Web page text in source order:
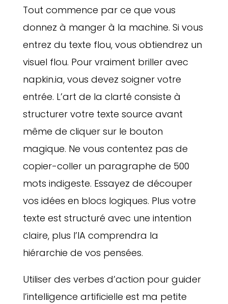
Tout commence par ce que vous
donnez à manger à la machine. Si vous
entrez du texte flou, vous obtiendrez un
visuel flou. Pour vraiment briller avec
napkin.ia, vous devez soigner votre
entrée. L’art de la clarté consiste à
structurer votre texte source avant
même de cliquer sur le bouton
magique. Ne vous contentez pas de
copier-coller un paragraphe de 500
mots indigeste. Essayez de découper
vos idées en blocs logiques. Plus votre
texte est structuré avec une intention
claire, plus l’IA comprendra la
hiérarchie de vos pensées.
Utiliser des verbes d’action pour guider
l’intelligence artificielle est ma petite